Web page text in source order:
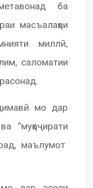
ба
масъалаҳои
миллӣ,
саломатии
мо дар
“муҳоҷирати
маълумот